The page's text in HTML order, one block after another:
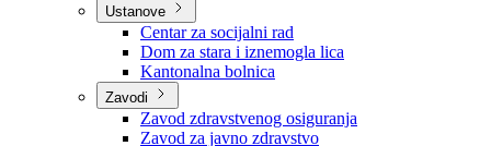
Služba za odnose s javnošću
Služba za zajedničke poslove
Služba za zapošljavanje
Ustanove
Centar za socijalni rad
Dom za stara i iznemogla lica
Kantonalna bolnica